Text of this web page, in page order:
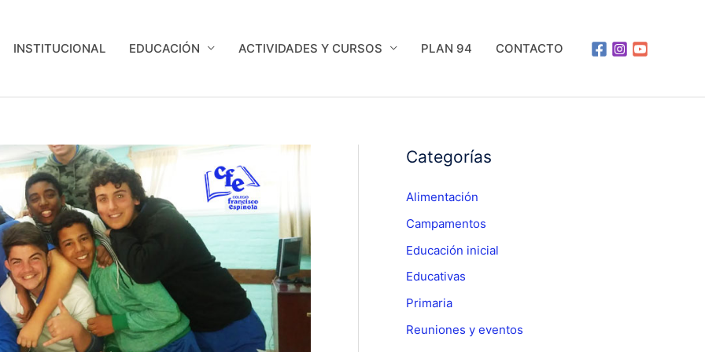
INSTITUCIONAL EDUCACIÓN ACTIVIDADES Y CURSOS PLAN 94 CONTACTO
Categorías
Alimentación
Campamentos
Educación inicial
Educativas
Primaria
Reuniones y eventos